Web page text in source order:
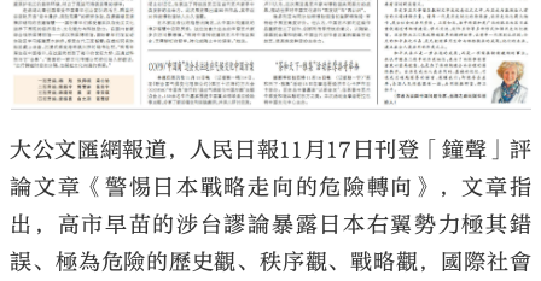
大公文匯網報道，人民日報11月17日刊登「鐘聲」評
論文章《警惕日本戰略走向的危險轉向》，文章指
出，高市早苗的涉台謬論暴露日本右翼勢力極其錯
誤、極為危險的歷史觀、秩序觀、戰略觀，國際社會